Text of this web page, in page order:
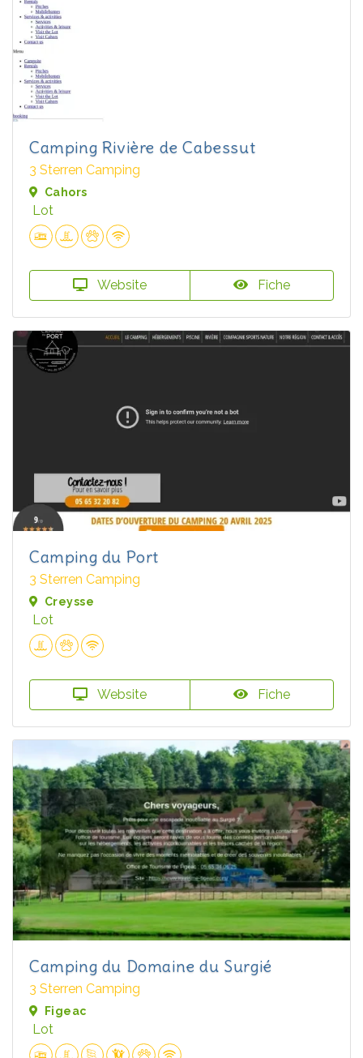
Camping Rivière de Cabessut
3 Sterren Camping
Cahors
Lot
Website Fiche
Camping du Port
3 Sterren Camping
Creysse
Lot
Website Fiche
Camping du Domaine du Surgié
3 Sterren Camping
Figeac
Lot